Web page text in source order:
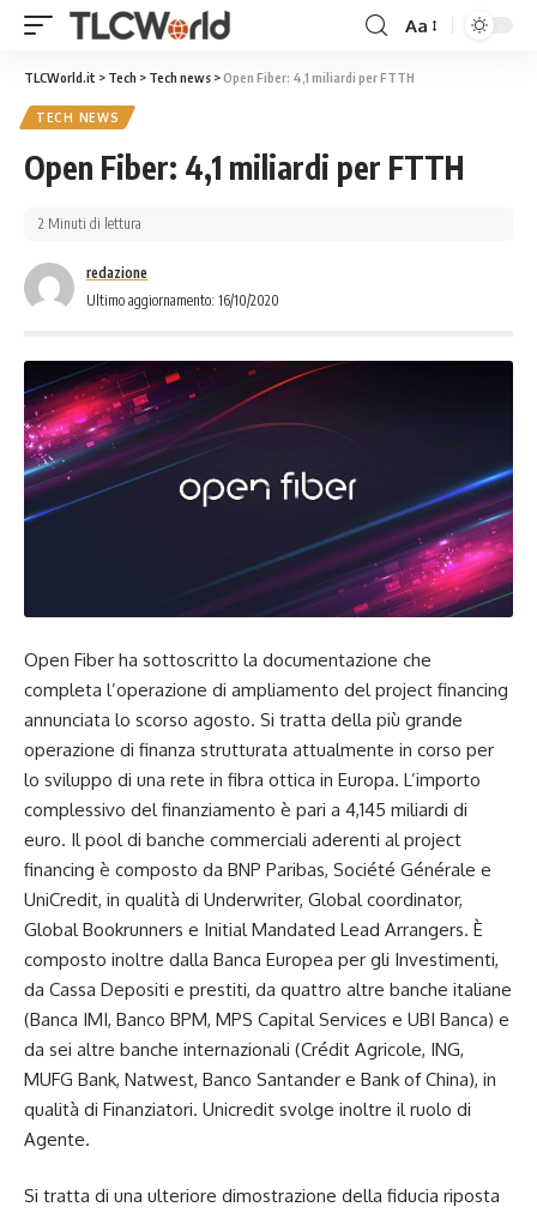
Aa
TLCWorld.it > Tech > Tech news >Open Fiber: 4,1 miliardi per FTTH
TECH NEWS
Open Fiber: 4,1 miliardi per FTTH
Ultimo aggiornamento: 16/10/2020
redazione
2 Minuti di lettura
Open Fiber ha sottoscritto la documentazione che
completa l’operazione di ampliamento del project financing
annunciata lo scorso agosto. Si tratta della più grande
operazione di finanza strutturata attualmente in corso per
lo sviluppo di una rete in fibra ottica in Europa. L’importo
complessivo del finanziamento è pari a 4,145 miliardi di
euro. Il pool di banche commerciali aderenti al project
financing è composto da BNP Paribas, Société Générale e
UniCredit, in qualità di Underwriter, Global coordinator,
Global Bookrunners e Initial Mandated Lead Arrangers. È
composto inoltre dalla Banca Europea per gli Investimenti,
da Cassa Depositi e prestiti, da quattro altre banche italiane
(Banca IMI, Banco BPM, MPS Capital Services e UBI Banca) e
da sei altre banche internazionali (Crédit Agricole, ING,
MUFG Bank, Natwest, Banco Santander e Bank of China), in
qualità di Finanziatori. Unicredit svolge inoltre il ruolo di
Agente.
Si tratta di una ulteriore dimostrazione della fiducia riposta